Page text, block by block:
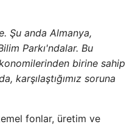
Şu anda Almanya,
Parkı'ndalar. Bu
birine sahip
karşılaştığımız soruna
fonlar, üretim ve